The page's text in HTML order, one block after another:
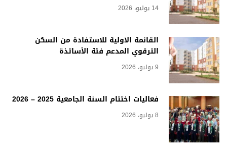
14 يوليو، 2026
القائمة الأولية للاستفادة من السكن
الترقوي المدعم فئة الأساتذة
9 يوليو، 2026
فعاليات اختتام السنة الجامعية 2025 – 2026
8 يوليو، 2026